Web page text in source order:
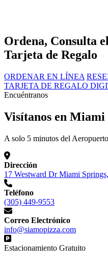
Ordena, Consulta
Tarjeta de Regalo
ORDENAR EN LÍNEA
TARJETA DE REGALO
Encuéntranos
Visítanos en Miami
A solo 5 minutos del
Dirección
17 Westward Dr Miami
Teléfono
(305) 449-9553
Correo Electrónico
info@siamopizza.com
Estacionamiento Gratuito